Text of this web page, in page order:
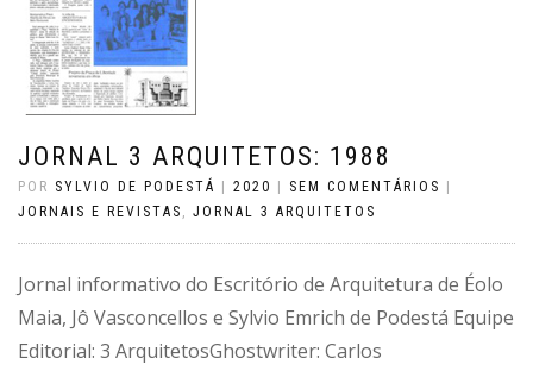
JORNAL 3 ARQUITETOS: 1988
POR SYLVIO DE PODESTÁ 2020 SEM COMENTÁRIOS
JORNAIS E REVISTAS , JORNAL 3 ARQUITETOS
Jornal informativo do Escritório de Arquitetura de Éolo
Maia, Jô Vasconcellos e Sylvio Emrich de Podestá Equipe
Editorial: 3 ArquitetosGhostwriter: Carlos